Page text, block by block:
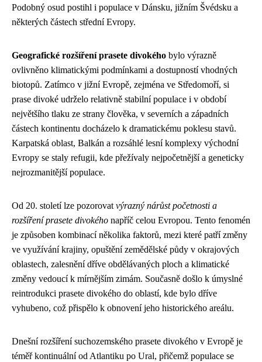
Podobný osud postihl i populace v Dánsku, jižním Švédsku a
některých částech střední Evropy.
Geografické rozšíření prasete divokého bylo výrazně
ovlivněno klimatickými podmínkami a dostupností vhodných
biotopů. Zatímco v jižní Evropě, zejména ve Středomoří, si
prase divoké udrželo relativně stabilní populace i v období
největšího tlaku ze strany člověka, v severních a západních
částech kontinentu docházelo k dramatickému poklesu stavů.
Karpatská oblast, Balkán a rozsáhlé lesní komplexy východní
Evropy se staly refugii, kde přežívaly nejpočetnější a geneticky
nejrozmanitější populace.
Od 20. století lze pozorovat výrazný nárůst početnosti a
rozšíření prasete divokého napříč celou Evropou. Tento fenomén
je způsoben kombinací několika faktorů, mezi které patří změny
ve využívání krajiny, opuštění zemědělské půdy v okrajových
oblastech, zalesnění dříve obdělávaných ploch a klimatické
změny vedoucí k mírnějším zimám. Současně došlo k úmyslné
reintrodukci prasete divokého do oblastí, kde bylo dříve
vyhubeno, což přispělo k obnovení jeho historického areálu.
Dnešní rozšíření suchozemského prasete divokého v Evropě je
téměř kontinuální od Atlantiku po Ural, přičemž populace se